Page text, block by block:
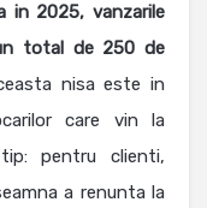
in 2025, vanzarile
total de 250 de
nisa este in
care vin la
pentru clienti,
a renunta la